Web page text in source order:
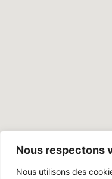
Nous respectons
Nous utilisons des